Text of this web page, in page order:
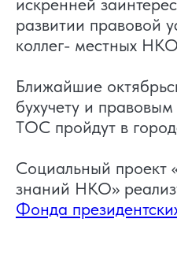
искренней
развитии правовой
коллег- местных
Ближайшие
бухучету и
ТОС пройдут в
Социальный проект
знаний НКО»
Фонда